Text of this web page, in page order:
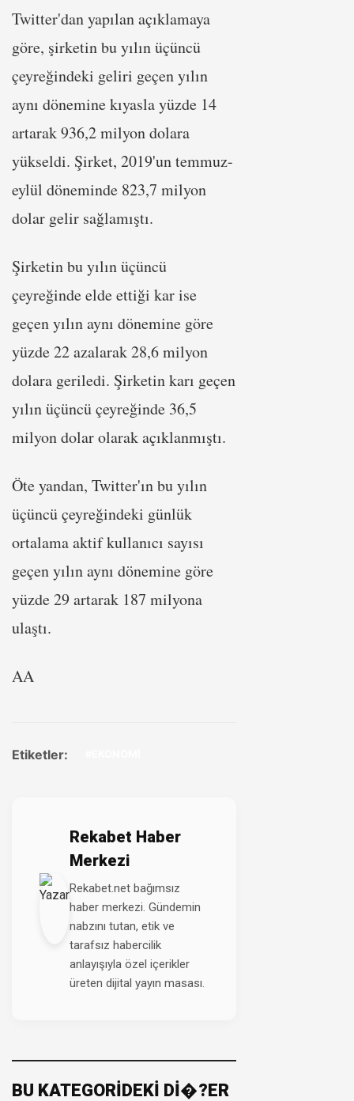
Twitter'dan yapılan açıklamaya
göre, şirketin bu yılın üçüncü
çeyreğindeki geliri geçen yılın
aynı dönemine kıyasla yüzde 14
artarak 936,2 milyon dolara
yükseldi. Şirket, 2019'un temmuz-
eylül döneminde 823,7 milyon
dolar gelir sağlamıştı.
Şirketin bu yılın üçüncü
çeyreğinde elde ettiği kar ise
geçen yılın aynı dönemine göre
yüzde 22 azalarak 28,6 milyon
dolara geriledi. Şirketin karı geçen
yılın üçüncü çeyreğinde 36,5
milyon dolar olarak açıklanmıştı.
Öte yandan, Twitter'ın bu yılın
üçüncü çeyreğindeki günlük
ortalama aktif kullanıcı sayısı
geçen yılın aynı dönemine göre
yüzde 29 artarak 187 milyona
ulaştı.
AA
Etiketler:
Rekabet Haber
Merkezi
Rekabet.net bağımsız
haber merkezi. Gündemin
nabzını tutan, etik ve
tarafsız habercilik
anlayışıyla özel içerikler
üreten dijital yayın masası.
BU KATEGORİDEKİ Dİ�?ER